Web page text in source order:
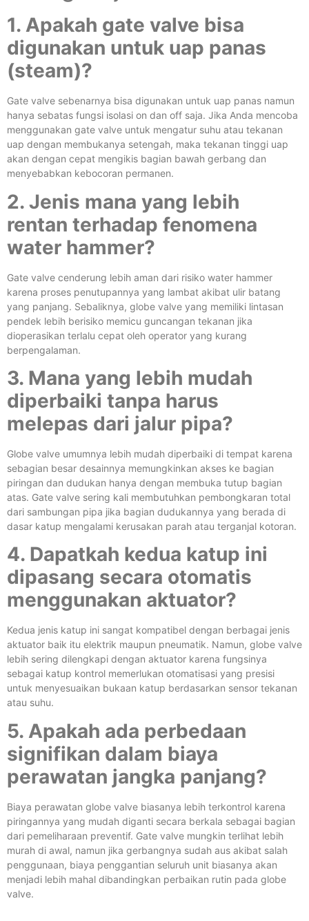
1. Apakah gate valve bisa
digunakan untuk uap panas
(steam)?
Gate valve sebenarnya bisa digunakan untuk uap panas namun
hanya sebatas fungsi isolasi on dan off saja. Jika Anda mencoba
menggunakan gate valve untuk mengatur suhu atau tekanan
uap dengan membukanya setengah, maka tekanan tinggi uap
akan dengan cepat mengikis bagian bawah gerbang dan
menyebabkan kebocoran permanen.
2. Jenis mana yang lebih
rentan terhadap fenomena
water hammer?
Gate valve cenderung lebih aman dari risiko water hammer
karena proses penutupannya yang lambat akibat ulir batang
yang panjang. Sebaliknya, globe valve yang memiliki lintasan
pendek lebih berisiko memicu guncangan tekanan jika
dioperasikan terlalu cepat oleh operator yang kurang
berpengalaman.
3. Mana yang lebih mudah
diperbaiki tanpa harus
melepas dari jalur pipa?
Globe valve umumnya lebih mudah diperbaiki di tempat karena
sebagian besar desainnya memungkinkan akses ke bagian
piringan dan dudukan hanya dengan membuka tutup bagian
atas. Gate valve sering kali membutuhkan pembongkaran total
dari sambungan pipa jika bagian dudukannya yang berada di
dasar katup mengalami kerusakan parah atau terganjal kotoran.
4. Dapatkah kedua katup ini
dipasang secara otomatis
menggunakan aktuator?
Kedua jenis katup ini sangat kompatibel dengan berbagai jenis
aktuator baik itu elektrik maupun pneumatik. Namun, globe valve
lebih sering dilengkapi dengan aktuator karena fungsinya
sebagai katup kontrol memerlukan otomatisasi yang presisi
untuk menyesuaikan bukaan katup berdasarkan sensor tekanan
atau suhu.
5. Apakah ada perbedaan
signifikan dalam biaya
perawatan jangka panjang?
Biaya perawatan globe valve biasanya lebih terkontrol karena
piringannya yang mudah diganti secara berkala sebagai bagian
dari pemeliharaan preventif. Gate valve mungkin terlihat lebih
murah di awal, namun jika gerbangnya sudah aus akibat salah
penggunaan, biaya penggantian seluruh unit biasanya akan
menjadi lebih mahal dibandingkan perbaikan rutin pada globe
valve.